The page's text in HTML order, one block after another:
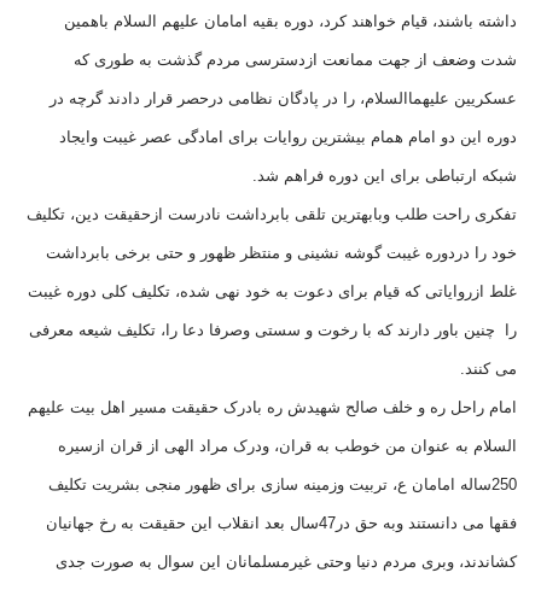
داشته باشند، قیام خواهند کرد، دوره بقیه امامان علیهم السلام باهمین
شدت وضعف از جهت ممانعت ازدسترسی مردم گذشت به طوری که
عسکریین علیهماالسلام، را در پادگان نظامی درحصر قرار دادند گرچه در
دوره این دو امام همام بیشترین روایات برای امادگی عصر غیبت وایجاد
شبکه ارتباطی برای این دوره فراهم شد.
تفکری راحت طلب وبابهترین تلقی بابرداشت نادرست ازحقیقت دین، تکلیف
خود را دردوره غیبت گوشه نشینی و منتظر ظهور و حتی برخی بابرداشت
غلط ازروایاتی که قیام برای دعوت به خود نهی شده، تکلیف کلی دوره غیبت
را چنین باور دارند که با رخوت و سستی وصرفا دعا را، تکلیف شیعه معرفی
می کنند.
امام راحل ره و خلف صالح شهیدش ره بادرک حقیقت مسیر اهل بیت علیهم
السلام به عنوان من خوطب به قران، ودرک مراد الهی از قران ازسیره
250ساله امامان ع، تربیت وزمینه سازی برای ظهور منجی بشریت تکلیف
فقها می دانستند وبه حق در47سال بعد انقلاب این حقیقت به رخ جهانیان
کشاندند، وبری مردم دنیا وحتی غیرمسلمانان این سوال به صورت جدی